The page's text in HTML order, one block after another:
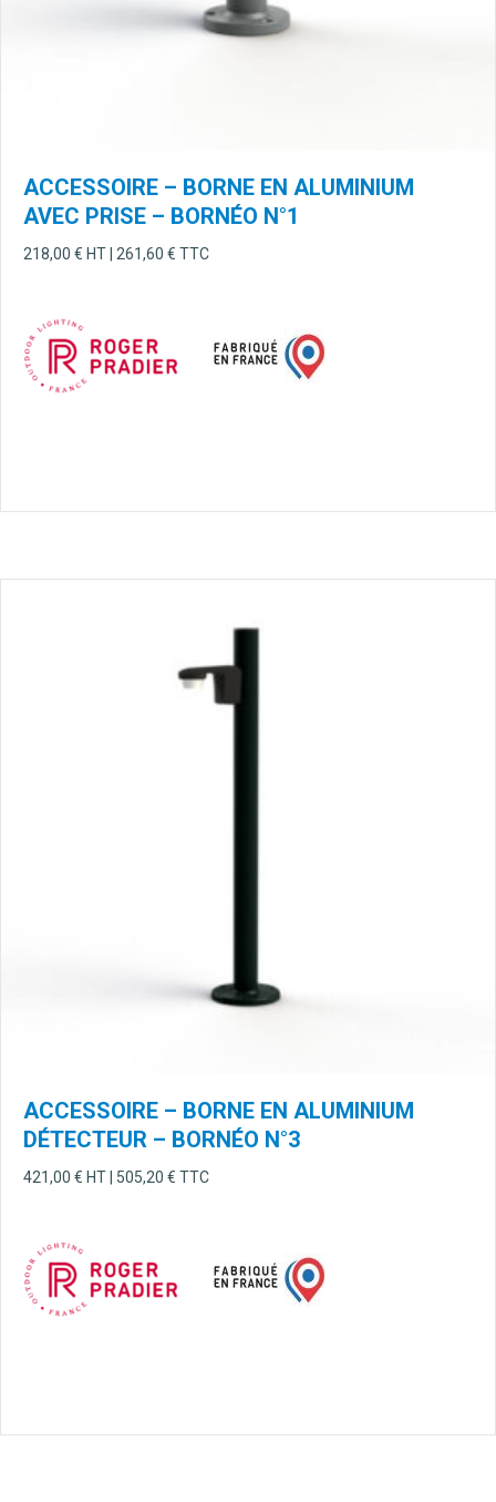
ACCESSOIRE – BORNE EN ALUMINIUM
AVEC PRISE – BORNÉO N°1
218,00 € HT | 261,60 € TTC
ACCESSOIRE – BORNE EN ALUMINIUM
DÉTECTEUR – BORNÉO N°3
421,00 € HT | 505,20 € TTC